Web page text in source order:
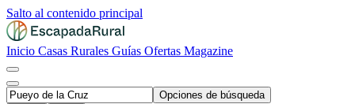
Salto al contenido principal
Inicio Casas Rurales Guías Ofertas Magazine
Opciones de búsqueda